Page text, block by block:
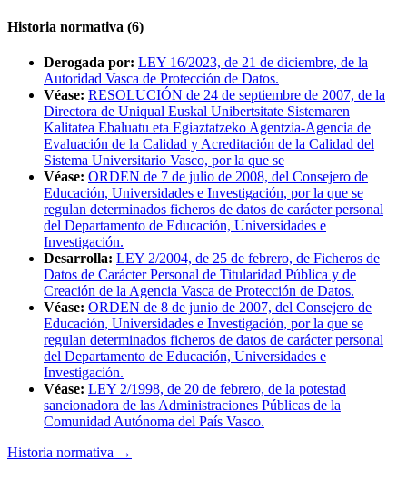
Historia normativa (6)
Derogada por: LEY 16/2023, de 21 de diciembre, de la
Autoridad Vasca de Protección de Datos.
Véase: RESOLUCIÓN de 24 de septiembre de 2007, de la
Directora de Uniqual Euskal Unibertsitate Sistemaren
Kalitatea Ebaluatu eta Egiaztatzeko Agentzia-Agencia de
Evaluación de la Calidad y Acreditación de la Calidad del
Sistema Universitario Vasco, por la que se
Véase: ORDEN de 7 de julio de 2008, del Consejero de
Educación, Universidades e Investigación, por la que se
regulan determinados ficheros de datos de carácter personal
del Departamento de Educación, Universidades e
Investigación.
Desarrolla: LEY 2/2004, de 25 de febrero, de Ficheros de
Datos de Carácter Personal de Titularidad Pública y de
Creación de la Agencia Vasca de Protección de Datos.
Véase: ORDEN de 8 de junio de 2007, del Consejero de
Educación, Universidades e Investigación, por la que se
regulan determinados ficheros de datos de carácter personal
del Departamento de Educación, Universidades e
Investigación.
Véase: LEY 2/1998, de 20 de febrero, de la potestad
sancionadora de las Administraciones Públicas de la
Comunidad Autónoma del País Vasco.
Historia normativa →